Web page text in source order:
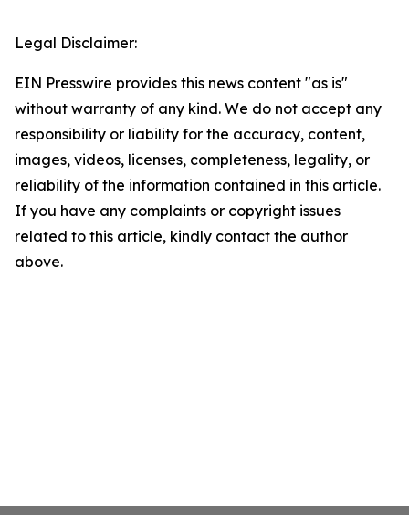
Legal Disclaimer:
EIN Presswire provides this news content "as is"
without warranty of any kind. We do not accept any
responsibility or liability for the accuracy, content,
images, videos, licenses, completeness, legality, or
reliability of the information contained in this article.
If you have any complaints or copyright issues
related to this article, kindly contact the author
above.